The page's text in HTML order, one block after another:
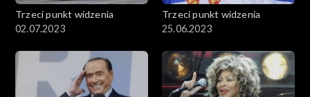
Trzeci punkt widzenia
02.07.2023
Trzeci punkt widzenia
25.06.2023